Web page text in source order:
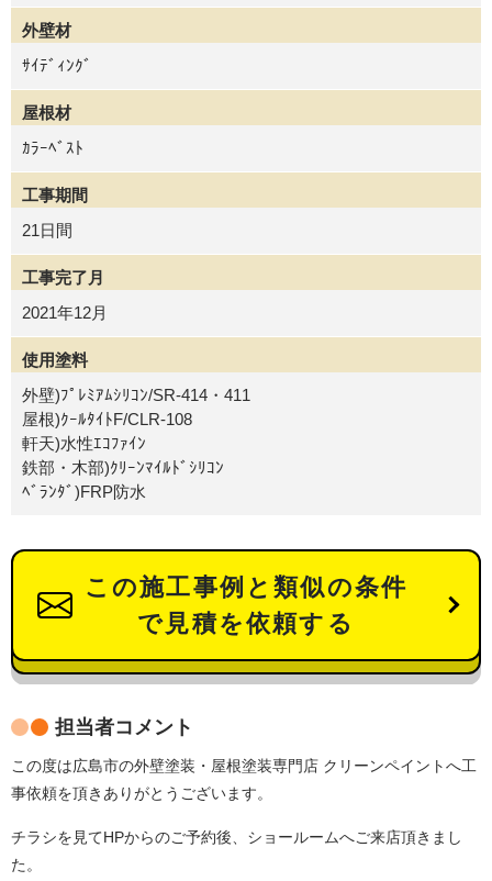
外壁材
ｻｲﾃﾞｨﾝｸﾞ
屋根材
ｶﾗｰﾍﾞｽﾄ
工事期間
21日間
工事完了月
2021年12月
使用塗料
外壁)ﾌﾟﾚﾐｱﾑｼﾘｺﾝ/SR-414・411
屋根)ｸｰﾙﾀｲﾄF/CLR-108
軒天)水性ｴｺﾌｧｲﾝ
鉄部・木部)ｸﾘｰﾝﾏｲﾙﾄﾞｼﾘｺﾝ
ﾍﾞﾗﾝﾀﾞ)FRP防水
この施工事例と類似の条件
で見積を依頼する
担当者コメント
この度は広島市の外壁塗装・屋根塗装専門店 クリーンペイントへ工
事依頼を頂きありがとうございます。
チラシを見てHPからのご予約後、ショールームへご来店頂きまし
た。